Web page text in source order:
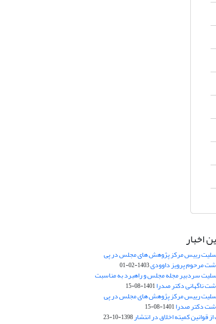
اخبار
رییس مرکز پژوهش های مجلس در پی
مرحوم پرویز داوودی1403-02-01
سردبیر مجله مجلس و راهبرد به مناسبت
ناگهانی دکتر صدرا1401-08-15
رییس مرکز پژوهش های مجلس در پی
دکتر صدرا1401-08-15
قوانین کمیته اخلاق در انتشار1398-10-23